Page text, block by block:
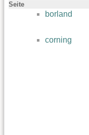
Seite
borland
corning